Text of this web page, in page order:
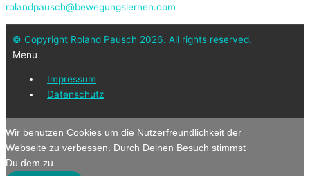
rolandpausch@bewegungslernen.com
© Copyright Roland Pausch 2026. All rights reserved.
Menu
Impressum
Datenschutz
Wir benutzen Cookies um die Nutzerfreundlichkeit der
Webseite zu verbessen. Durch Deinen Besuch stimmst
Du dem zu.